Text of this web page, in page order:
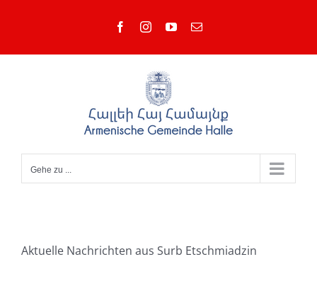
FacebookInstagramYouTube
E-
Gehe zu ...
Aktuelle Nachrichten aus Surb Etschmiadzin